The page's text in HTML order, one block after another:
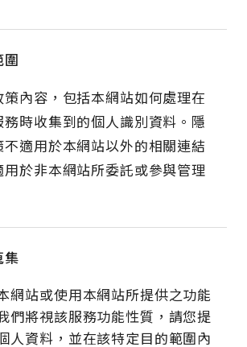
策內容，包括本網站如何處理在
務時收集到的個人識別資料。隱
不適用於本網站以外的相關連結
用於非本網站所委託或參與管理
集
網站或使用本網站所提供之功能
們將視該服務功能性質，請您提
人資料，並在該特定目的範圍內